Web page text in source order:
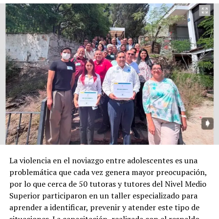
La violencia en el noviazgo entre adolescentes es una
problemática que cada vez genera mayor preocupación,
por lo que cerca de 50 tutoras y tutores del Nivel Medio
Superior participaron en un taller especializado para
aprender a identificar, prevenir y atender este tipo de